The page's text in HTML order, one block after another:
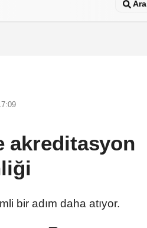
Ara
akreditasyon
bir adım daha atıyor.